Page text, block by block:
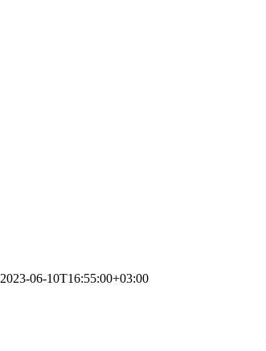
2023-06-10T16:55:00+03:00